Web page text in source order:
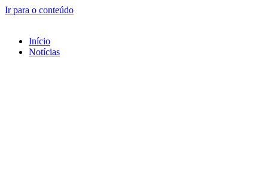
Ir para o conteúdo
Início
Notícias